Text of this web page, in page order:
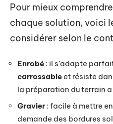
Pour mieux
chaque solution, voici
considérer selon le
Enrobé : il s’adapte
carrossable et résiste
la préparation du terrain
Gravier : facile à mettre
demande des bordures